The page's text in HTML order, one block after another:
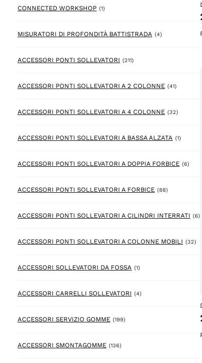
CONNECTED WORKSHOP (1)1 prodotto
MISURATORI DI PROFONDITÀ BATTISTRADA (4)4 prodotto
ACCESSORI PONTI SOLLEVATORI (211)211 prodotto
ACCESSORI PONTI SOLLEVATORI A 2 COLONNE (41)41
ACCESSORI PONTI SOLLEVATORI A 4 COLONNE (32)32
ACCESSORI PONTI SOLLEVATORI A BASSA ALZATA (1)1
ACCESSORI PONTI SOLLEVATORI A DOPPIA FORBICE (6)6
ACCESSORI PONTI SOLLEVATORI A FORBICE (88)88 prodotto
ACCESSORI PONTI SOLLEVATORI A CILINDRI INTERRATI (6)
ACCESSORI PONTI SOLLEVATORI A COLONNE MOBILI (32)
ACCESSORI SOLLEVATORI DA FOSSA (1)1 prodotto
ACCESSORI CARRELLI SOLLEVATORI (4)4 prodotto
ACCESSORI SERVIZIO GOMME (199)199 prodotto
ACCESSORI SMONTAGOMME (136)136 prodotto